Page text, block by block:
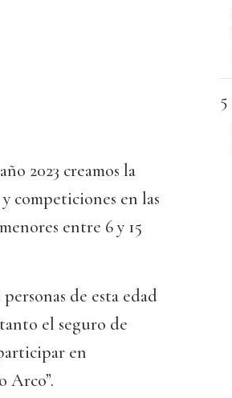
2023 creamos la
competiciones en las
entre 6 y 15
de esta edad
el seguro de
en
Arco”.